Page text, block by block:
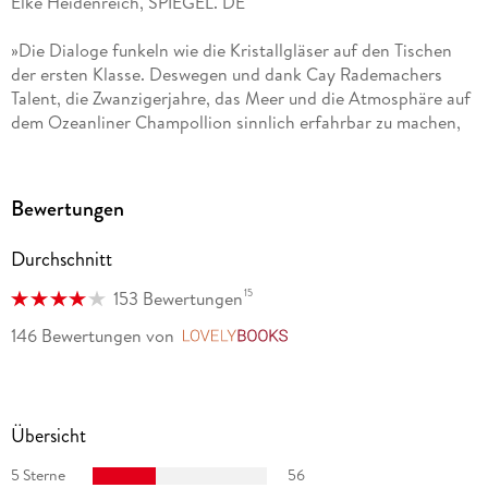
»Die Dialoge funkeln wie die Kristallgläser auf den Tischen
der ersten Klasse. Deswegen und dank Cay Rademachers
Talent, die Zwanzigerjahre, das Meer und die Atmosphäre auf
dem Ozeanliner Champollion sinnlich erfahrbar zu machen,
»Rademacher hat einen prallen, sprachlich und
Kriminalroman vorgelegt. Die Passage nach Maskat ist das
reine Lesevergnügen. «
Volker Albers, HAMBURGER ABENDBLATT
»Eine unterhaltsame, [ ] interessante und deshalb
Sigismund von Dobschütz, SAALE ZEITUNG
Bewertungen
Durchschnitt
153 Bewertungen15
146 Bewertungen von
Übersicht
5 Sterne
56